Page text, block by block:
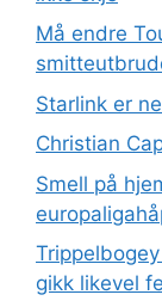
Må endre
Starlink er
Christian
Smell på
gikk likevel